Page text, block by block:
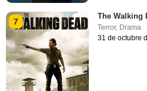
7
The Walking
Terror, Drama
31 de octubre